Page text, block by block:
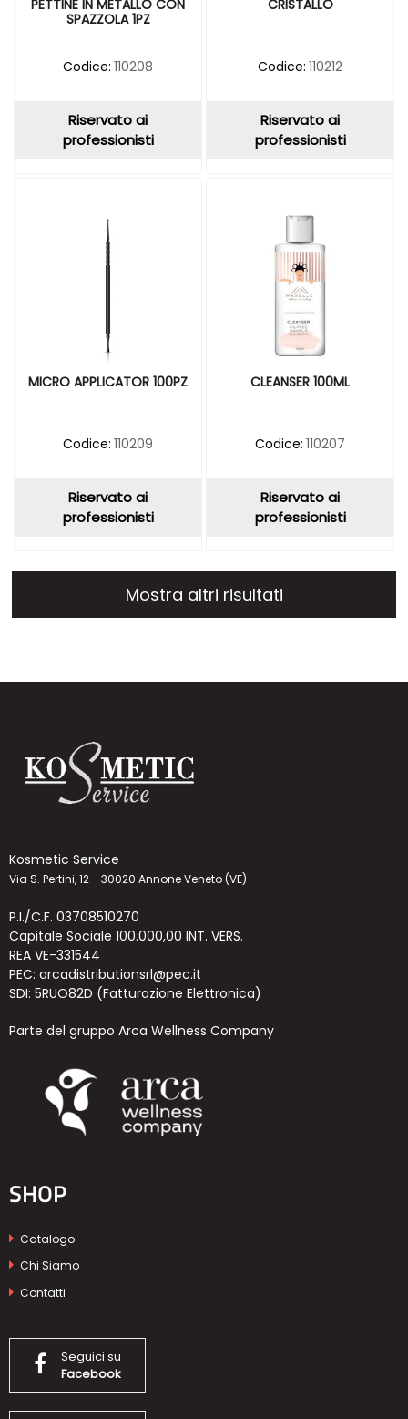
PETTINE IN METALLO CON
SPAZZOLA 1PZ
Codice: 110208
Riservato ai
professionisti
CRISTALLO
Codice: 110212
Riservato ai
professionisti
MICRO APPLICATOR 100PZ
Codice: 110209
Riservato ai
professionisti
CLEANSER 100ML
Codice: 110207
Riservato ai
professionisti
Mostra altri risultati
Kosmetic Service
Via S. Pertini, 12 - 30020 Annone Veneto (VE)
P.I./C.F. 03708510270
Capitale Sociale 100.000,00 INT. VERS.
REA VE-331544
PEC: arcadistributionsrl@pec.it
SDI: 5RUO82D (Fatturazione Elettronica)
Parte del gruppo Arca Wellness Company
SHOP
Catalogo
Chi Siamo
Contatti
Seguici su
Facebook